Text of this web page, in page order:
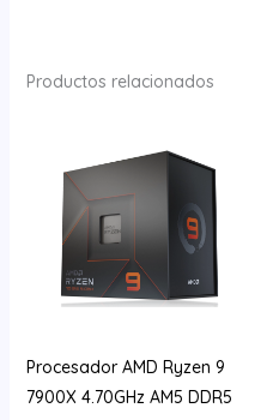
Productos relacionados
Procesador AMD Ryzen 9
7900X 4.70GHz AM5 DDR5